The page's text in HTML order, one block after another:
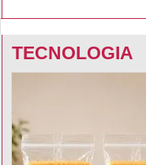
TECNOLOGIA